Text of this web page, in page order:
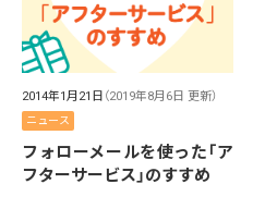
2014年1月21日 （2019年8月6日 更新）
ニュース
フォローメールを使った「ア
フターサービス」のすすめ